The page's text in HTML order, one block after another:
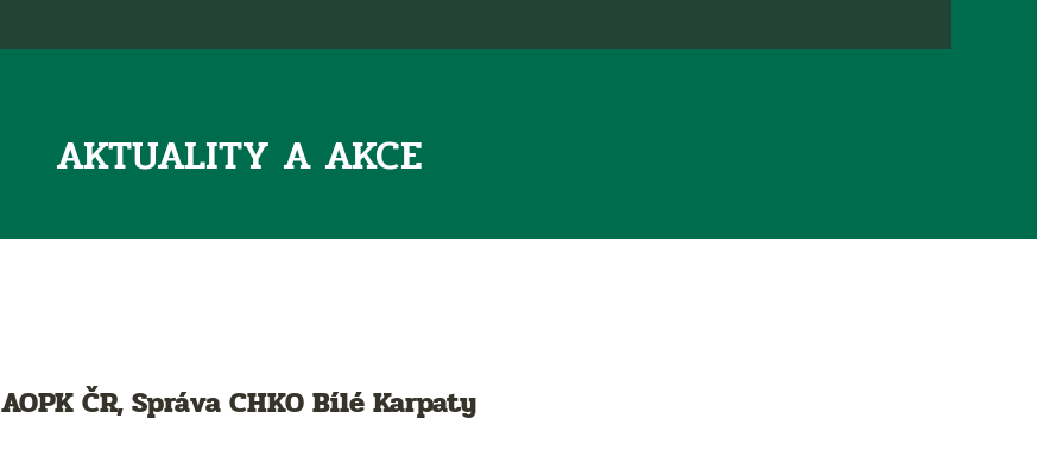
AKTUALITY A AKCE
AOPK ČR, Správa CHKO Bílé Karpaty